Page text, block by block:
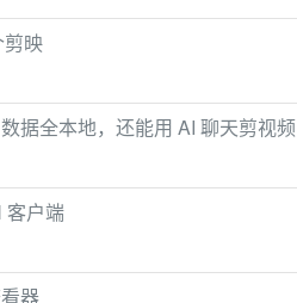
映
据全本地，还能用 AI 聊天剪视频
客户端
器